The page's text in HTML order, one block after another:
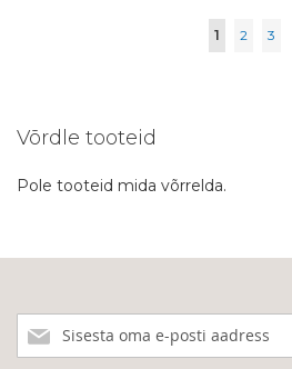
Page
You're
1 Page
2 Page
3
Võrdle tooteid
Pole tooteid mida võrrelda.
meie